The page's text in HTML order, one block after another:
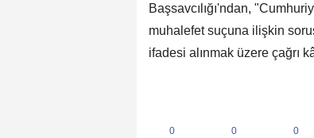
Başsavcılığı'ndan,
muhalefet suçuna ilişkin
ifadesi alınmak üzere çağrı